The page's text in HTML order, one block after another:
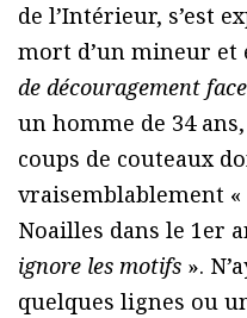
de l’Intérieur, s’est
mort d’un mineur et
de découragement
un homme de 34
coups de couteaux
vraisemblablement «
Noailles dans le 1er
ignore les motifs ».
quelques lignes ou